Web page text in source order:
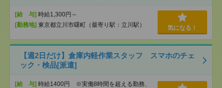
[給 与] 時給1,300円～
[勤務地] 東京都立川市曙町（最寄り駅：立川駅） 気になる！
【週2日だけ】倉庫内軽作業スタッフ スマホのチェ
ック・検品[派遣]
[給 与] 時給1400円 ※実働8時間を超える勤務、